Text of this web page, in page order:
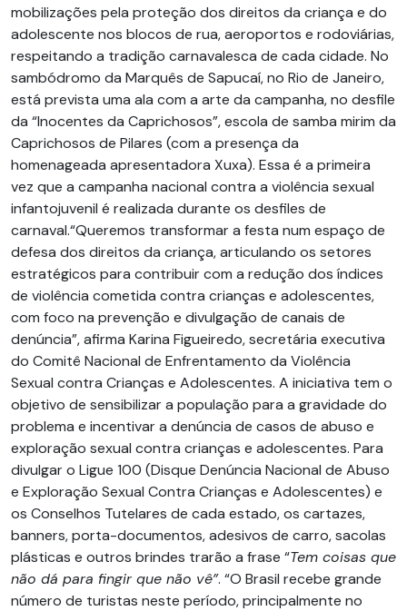
mobilizações pela proteção dos direitos da criança e do
adolescente nos blocos de rua, aeroportos e rodoviárias,
respeitando a tradição carnavalesca de cada cidade. No
sambódromo da Marquês de Sapucaí, no Rio de Janeiro,
está prevista uma ala com a arte da campanha, no desfile
da “Inocentes da Caprichosos”, escola de samba mirim da
Caprichosos de Pilares (com a presença da
homenageada apresentadora Xuxa). Essa é a primeira
vez que a campanha nacional contra a violência sexual
infantojuvenil é realizada durante os desfiles de
carnaval.“Queremos transformar a festa num espaço de
defesa dos direitos da criança, articulando os setores
estratégicos para contribuir com a redução dos índices
de violência cometida contra crianças e adolescentes,
com foco na prevenção e divulgação de canais de
denúncia”, afirma Karina Figueiredo, secretária executiva
do Comitê Nacional de Enfrentamento da Violência
Sexual contra Crianças e Adolescentes. A iniciativa tem o
objetivo de sensibilizar a população para a gravidade do
problema e incentivar a denúncia de casos de abuso e
exploração sexual contra crianças e adolescentes. Para
divulgar o Ligue 100 (Disque Denúncia Nacional de Abuso
e Exploração Sexual Contra Crianças e Adolescentes) e
os Conselhos Tutelares de cada estado, os cartazes,
banners, porta-documentos, adesivos de carro, sacolas
plásticas e outros brindes trarão a frase “Tem coisas que
não dá para fingir que não vê”. “O Brasil recebe grande
número de turistas neste período, principalmente no